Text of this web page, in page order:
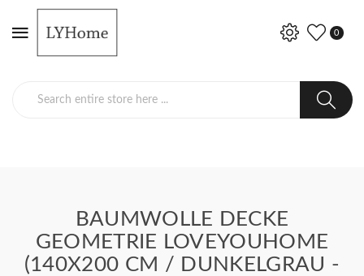
0
BAUMWOLLE DECKE
GEOMETRIE LOVEYOUHOME
(140X200 CM / DUNKELGRAU -